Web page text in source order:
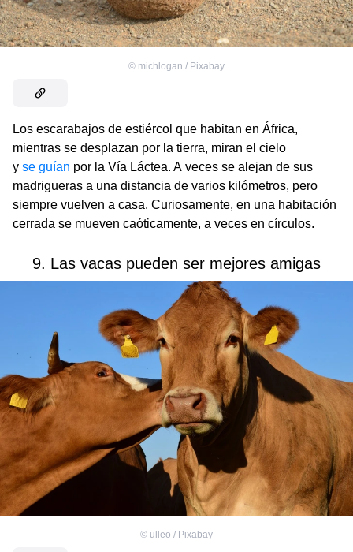
© michlogan / Pixabay
Los escarabajos de estiércol que habitan en África,
mientras se desplazan por la tierra, miran el cielo
y se guían por la Vía Láctea. A veces se alejan de sus
madrigueras a una distancia de varios kilómetros, pero
siempre vuelven a casa. Curiosamente, en una habitación
cerrada se mueven caóticamente, a veces en círculos.
9. Las vacas pueden ser mejores amigas
© ulleo / Pixabay